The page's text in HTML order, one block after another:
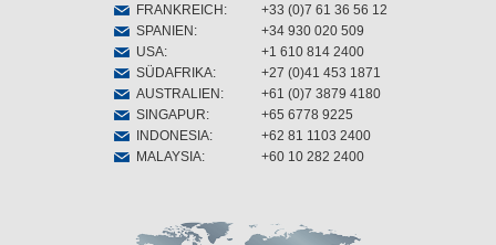
FRANKREICH :
+33 (0)7 61 36 56 12
SPANIEN :
+34 930 020 509
USA:
+1 610 814 2400
SÜDAFRIKA:
+27 (0)41 453 1871
AUSTRALIEN :
+61 (0)7 3879 4180
SINGAPUR:
+65 6778 9225
INDONESIA:
+62 81 1103 2400
MALAYSIA: +60 10 282 2400